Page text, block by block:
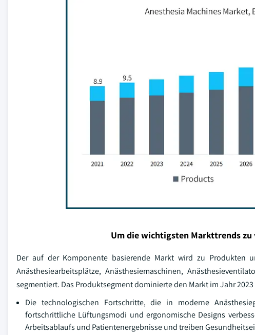
Um die wichtigsten Markttrends zu
Der auf der Komponente basierende Markt wird zu Produkten
Anästhesiearbeitsplätze, Anästhesiemaschinen,
segmentiert. Das Produktsegment dominierte den Markt im Jahr
Die technologischen Fortschritte, die in moderne
fortschrittliche Lüftungsmodi und ergonomische Designs
Arbeitsablaufs und Patientenergebnisse und treiben